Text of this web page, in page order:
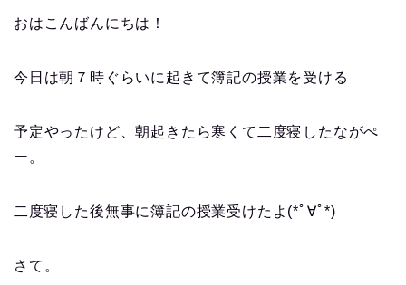
おはこんばんにちは！
今日は朝７時ぐらいに起きて簿記の授業を受ける
予定やったけど、朝起きたら寒くて二度寝したながぺ
ー。
二度寝した後無事に簿記の授業受けたよ(*ﾟ∀ﾟ*)
さて。